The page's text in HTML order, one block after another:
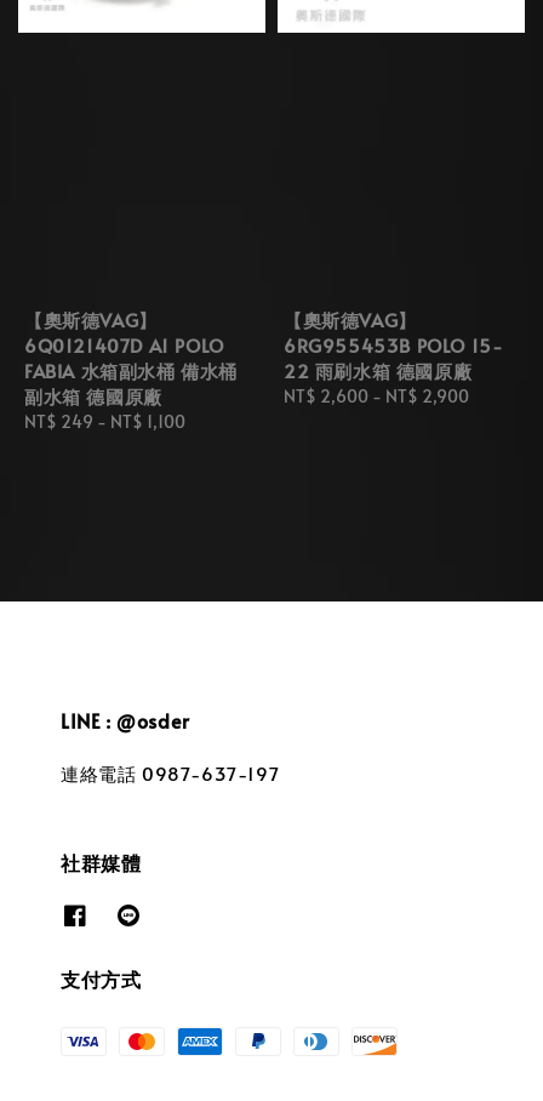
【奧斯德VAG】
6Q0121407D A1 POLO
FABIA 水箱副水桶 備水桶
副水箱 德國原廠
Regular
NT$ 249 - NT$ 1,100
【奧斯德VAG】
6RG955453B POLO 15-
22 雨刷水箱 德國原廠
Regular
NT$ 2,600 - NT$ 2,900
LINE : @osder
連絡電話 0987-637-197
社群媒體
支付方式